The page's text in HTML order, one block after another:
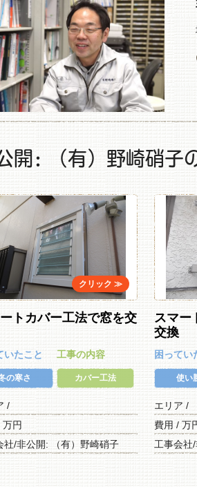
開: （有）野崎硝子
トカバー工法で窓を交
いたこと
の寒さ
工事の内容
カバー工法
/
万円
社/非公開: （有）野崎硝子
スマー
交換
困ってい
使い
エリア /
費用 / 万
工事会社